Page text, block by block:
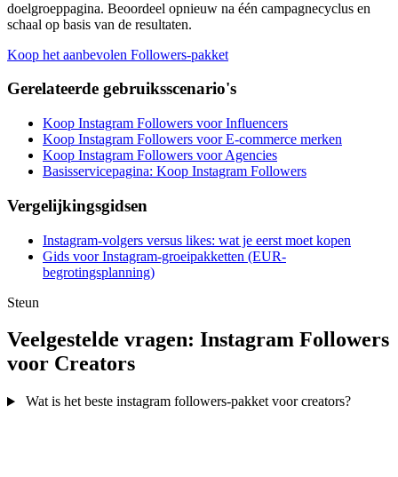
doelgroeppagina. Beoordeel opnieuw na één campagnecyclus en
schaal op basis van de resultaten.
Koop het aanbevolen Followers-pakket
Gerelateerde gebruiksscenario's
Koop Instagram Followers voor Influencers
Koop Instagram Followers voor E-commerce merken
Koop Instagram Followers voor Agencies
Basisservicepagina: Koop Instagram Followers
Vergelijkingsgidsen
Instagram-volgers versus likes: wat je eerst moet kopen
Gids voor Instagram-groeipakketten (EUR-
begrotingsplanning)
Steun
Veelgestelde vragen: Instagram Followers
voor Creators
Wat is het beste instagram followers-pakket voor creators?